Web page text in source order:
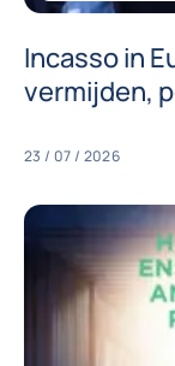
Incasso in
vermijden,
23 / 07 / 2026